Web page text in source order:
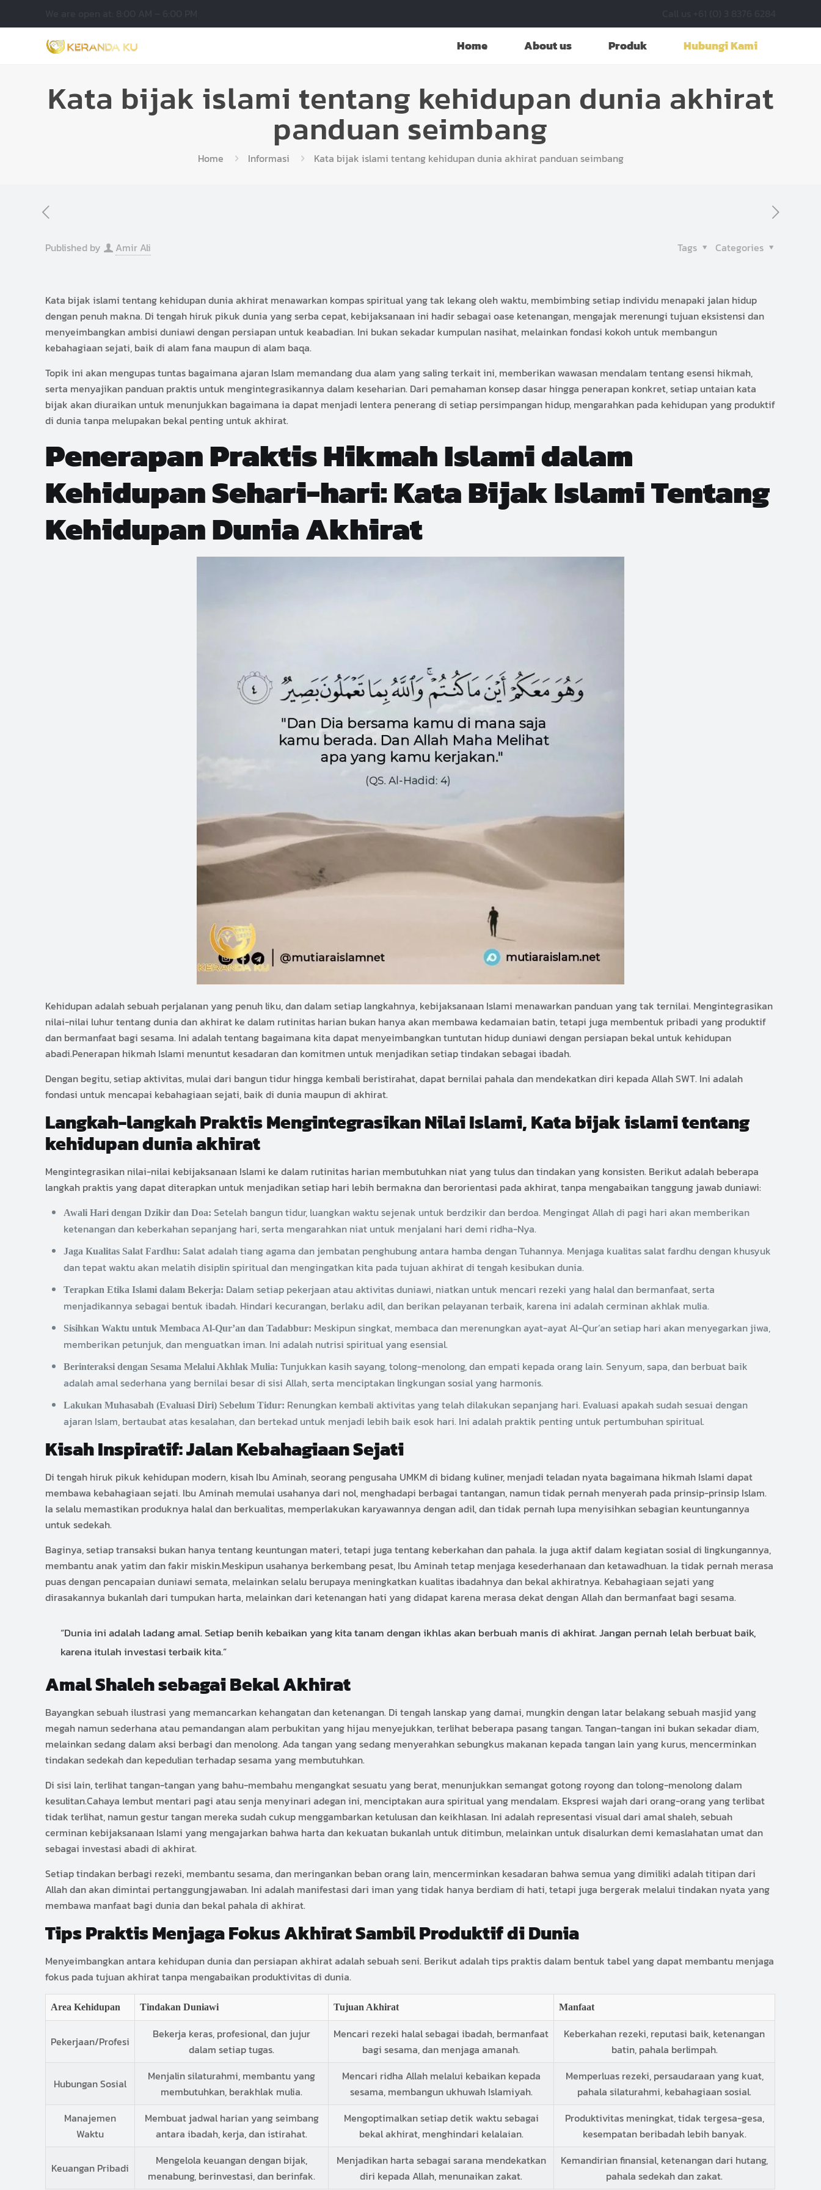
Home About us Produk Hubungi Kami
Kata bijak islami tentang kehidupan dunia akhirat
panduan seimbang
Home Informasi Kata bijak islami tentang kehidupan dunia akhirat panduan seimbang
Published by Amir Ali Categories
Tags
Kata bijak islami tentang kehidupan dunia akhirat menawarkan kompas spiritual yang tak lekang oleh waktu, membimbing setiap individu menapaki jalan hidup
dengan penuh makna. Di tengah hiruk pikuk dunia yang serba cepat, kebijaksanaan ini hadir sebagai oase ketenangan, mengajak merenungi tujuan eksistensi dan
menyeimbangkan ambisi duniawi dengan persiapan untuk keabadian. Ini bukan sekadar kumpulan nasihat, melainkan fondasi kokoh untuk membangun
kebahagiaan sejati, baik di alam fana maupun di alam baqa.
Topik ini akan mengupas tuntas bagaimana ajaran Islam memandang dua alam yang saling terkait ini, memberikan wawasan mendalam tentang esensi hikmah,
serta menyajikan panduan praktis untuk mengintegrasikannya dalam keseharian. Dari pemahaman konsep dasar hingga penerapan konkret, setiap untaian kata
bijak akan diuraikan untuk menunjukkan bagaimana ia dapat menjadi lentera penerang di setiap persimpangan hidup, mengarahkan pada kehidupan yang produktif
di dunia tanpa melupakan bekal penting untuk akhirat.
Penerapan Praktis Hikmah Islami dalam
Kehidupan Sehari-hari: Kata Bijak Islami Tentang
Kehidupan Dunia Akhirat
Kehidupan adalah sebuah perjalanan yang penuh liku, dan dalam setiap langkahnya, kebijaksanaan Islami menawarkan panduan yang tak ternilai. Mengintegrasikan
nilai-nilai luhur tentang dunia dan akhirat ke dalam rutinitas harian bukan hanya akan membawa kedamaian batin, tetapi juga membentuk pribadi yang produktif
dan bermanfaat bagi sesama. Ini adalah tentang bagaimana kita dapat menyeimbangkan tuntutan hidup duniawi dengan persiapan bekal untuk kehidupan
abadi.Penerapan hikmah Islami menuntut kesadaran dan komitmen untuk menjadikan setiap tindakan sebagai ibadah.
Dengan begitu, setiap aktivitas, mulai dari bangun tidur hingga kembali beristirahat, dapat bernilai pahala dan mendekatkan diri kepada Allah SWT. Ini adalah
fondasi untuk mencapai kebahagiaan sejati, baik di dunia maupun di akhirat.
Langkah-langkah Praktis Mengintegrasikan Nilai Islami, Kata bijak islami tentang
kehidupan dunia akhirat
Mengintegrasikan nilai-nilai kebijaksanaan Islami ke dalam rutinitas harian membutuhkan niat yang tulus dan tindakan yang konsisten. Berikut adalah beberapa
langkah praktis yang dapat diterapkan untuk menjadikan setiap hari lebih bermakna dan berorientasi pada akhirat, tanpa mengabaikan tanggung jawab duniawi:
Awali Hari dengan Dzikir dan Doa: Setelah bangun tidur, luangkan waktu sejenak untuk berdzikir dan berdoa. Mengingat Allah di pagi hari akan memberikan
ketenangan dan keberkahan sepanjang hari, serta mengarahkan niat untuk menjalani hari demi ridha-Nya.
Jaga Kualitas Salat Fardhu: Salat adalah tiang agama dan jembatan penghubung antara hamba dengan Tuhannya. Menjaga kualitas salat fardhu dengan khusyuk
dan tepat waktu akan melatih disiplin spiritual dan mengingatkan kita pada tujuan akhirat di tengah kesibukan dunia.
Terapkan Etika Islami dalam Bekerja: Dalam setiap pekerjaan atau aktivitas duniawi, niatkan untuk mencari rezeki yang halal dan bermanfaat, serta
menjadikannya sebagai bentuk ibadah. Hindari kecurangan, berlaku adil, dan berikan pelayanan terbaik, karena ini adalah cerminan akhlak mulia.
Sisihkan Waktu untuk Membaca Al-Qur’an dan Tadabbur: Meskipun singkat, membaca dan merenungkan ayat-ayat Al-Qur’an setiap hari akan menyegarkan jiwa,
memberikan petunjuk, dan menguatkan iman. Ini adalah nutrisi spiritual yang esensial.
Berinteraksi dengan Sesama Melalui Akhlak Mulia: Tunjukkan kasih sayang, tolong-menolong, dan empati kepada orang lain. Senyum, sapa, dan berbuat baik
adalah amal sederhana yang bernilai besar di sisi Allah, serta menciptakan lingkungan sosial yang harmonis.
Lakukan Muhasabah (Evaluasi Diri) Sebelum Tidur: Renungkan kembali aktivitas yang telah dilakukan sepanjang hari. Evaluasi apakah sudah sesuai dengan
ajaran Islam, bertaubat atas kesalahan, dan bertekad untuk menjadi lebih baik esok hari. Ini adalah praktik penting untuk pertumbuhan spiritual.
Kisah Inspiratif: Jalan Kebahagiaan Sejati
Di tengah hiruk pikuk kehidupan modern, kisah Ibu Aminah, seorang pengusaha UMKM di bidang kuliner, menjadi teladan nyata bagaimana hikmah Islami dapat
membawa kebahagiaan sejati. Ibu Aminah memulai usahanya dari nol, menghadapi berbagai tantangan, namun tidak pernah menyerah pada prinsip-prinsip Islam.
Ia selalu memastikan produknya halal dan berkualitas, memperlakukan karyawannya dengan adil, dan tidak pernah lupa menyisihkan sebagian keuntungannya
untuk sedekah.
Baginya, setiap transaksi bukan hanya tentang keuntungan materi, tetapi juga tentang keberkahan dan pahala. Ia juga aktif dalam kegiatan sosial di lingkungannya,
membantu anak yatim dan fakir miskin.Meskipun usahanya berkembang pesat, Ibu Aminah tetap menjaga kesederhanaan dan ketawadhuan. Ia tidak pernah merasa
puas dengan pencapaian duniawi semata, melainkan selalu berupaya meningkatkan kualitas ibadahnya dan bekal akhiratnya. Kebahagiaan sejati yang
dirasakannya bukanlah dari tumpukan harta, melainkan dari ketenangan hati yang didapat karena merasa dekat dengan Allah dan bermanfaat bagi sesama.
“Dunia ini adalah ladang amal. Setiap benih kebaikan yang kita tanam dengan ikhlas akan berbuah manis di akhirat. Jangan pernah lelah berbuat baik,
karena itulah investasi terbaik kita.”
Amal Shaleh sebagai Bekal Akhirat
Bayangkan sebuah ilustrasi yang memancarkan kehangatan dan ketenangan. Di tengah lanskap yang damai, mungkin dengan latar belakang sebuah masjid yang
megah namun sederhana atau pemandangan alam perbukitan yang hijau menyejukkan, terlihat beberapa pasang tangan. Tangan-tangan ini bukan sekadar diam,
melainkan sedang dalam aksi berbagi dan menolong. Ada tangan yang sedang menyerahkan sebungkus makanan kepada tangan lain yang kurus, mencerminkan
tindakan sedekah dan kepedulian terhadap sesama yang membutuhkan.
Di sisi lain, terlihat tangan-tangan yang bahu-membahu mengangkat sesuatu yang berat, menunjukkan semangat gotong royong dan tolong-menolong dalam
kesulitan.Cahaya lembut mentari pagi atau senja menyinari adegan ini, menciptakan aura spiritual yang mendalam. Ekspresi wajah dari orang-orang yang terlibat
tidak terlihat, namun gestur tangan mereka sudah cukup menggambarkan ketulusan dan keikhlasan. Ini adalah representasi visual dari amal shaleh, sebuah
cerminan kebijaksanaan Islami yang mengajarkan bahwa harta dan kekuatan bukanlah untuk ditimbun, melainkan untuk disalurkan demi kemaslahatan umat dan
sebagai investasi abadi di akhirat.
Setiap tindakan berbagi rezeki, membantu sesama, dan meringankan beban orang lain, mencerminkan kesadaran bahwa semua yang dimiliki adalah titipan dari
Allah dan akan dimintai pertanggungjawaban. Ini adalah manifestasi dari iman yang tidak hanya berdiam di hati, tetapi juga bergerak melalui tindakan nyata yang
membawa manfaat bagi dunia dan bekal pahala di akhirat.
Tips Praktis Menjaga Fokus Akhirat Sambil Produktif di Dunia
Menyeimbangkan antara kehidupan dunia dan persiapan akhirat adalah sebuah seni. Berikut adalah tips praktis dalam bentuk tabel yang dapat membantu menjaga
fokus pada tujuan akhirat tanpa mengabaikan produktivitas di dunia.
Area Kehidupan Tindakan Duniawi Tujuan Akhirat Manfaat
Pekerjaan/Profesi
Bekerja keras, profesional, dan jujur
dalam setiap tugas.
Mencari rezeki halal sebagai ibadah, bermanfaat
bagi sesama, dan menjaga amanah.
Keberkahan rezeki, reputasi baik, ketenangan
batin, pahala berlimpah.
Hubungan Sosial
Menjalin silaturahmi, membantu yang
membutuhkan, berakhlak mulia.
Mencari ridha Allah melalui kebaikan kepada
sesama, membangun ukhuwah Islamiyah.
Memperluas rezeki, persaudaraan yang kuat,
pahala silaturahmi, kebahagiaan sosial.
Manajemen
Waktu
Membuat jadwal harian yang seimbang
antara ibadah, kerja, dan istirahat.
Mengoptimalkan setiap detik waktu sebagai
bekal akhirat, menghindari kelalaian.
Produktivitas meningkat, tidak tergesa-gesa,
kesempatan beribadah lebih banyak.
Keuangan Pribadi
Mengelola keuangan dengan bijak,
menabung, berinvestasi, dan berinfak.
Menjadikan harta sebagai sarana mendekatkan
diri kepada Allah, menunaikan zakat.
Kemandirian finansial, ketenangan dari hutang,
pahala sedekah dan zakat.